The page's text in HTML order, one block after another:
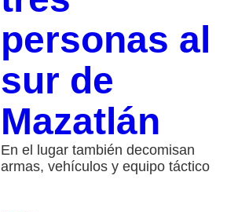
personas al
sur de
Mazatlán
En el lugar también decomisan
armas, vehículos y equipo táctico